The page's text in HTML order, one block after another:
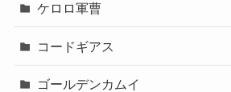
ケロロ軍曹
コードギアス
ゴールデンカムイ